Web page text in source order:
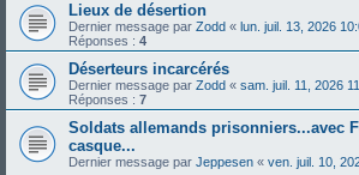
Lieux de désertion
Dernier message par Zodd « lun. juil. 13, 2026
Réponses : 4
Déserteurs incarcérés
Dernier message par Zodd « sam. juil. 11, 2026
Réponses : 7
Soldats allemands prisonniers...avec
casque...
Dernier message par Jeppesen « ven. juil. 10,